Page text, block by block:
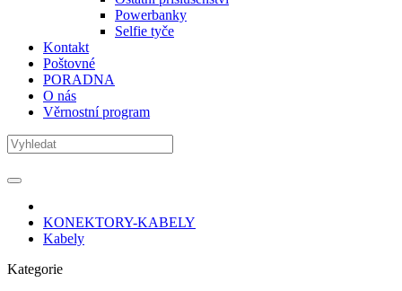
Powerbanky
Selfie tyče
Kontakt
Poštovné
PORADNA
O nás
Věrnostní program
KONEKTORY-KABELY
Kabely
Kategorie